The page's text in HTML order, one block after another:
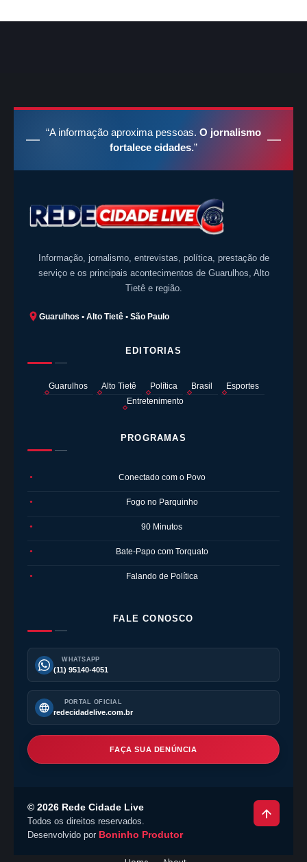
“A informação aproxima pessoas. O jornalismo
fortalece cidades.”
Informação, jornalismo, entrevistas, política, prestação de
serviço e os principais acontecimentos de Guarulhos, Alto
Tietê e região.
Guarulhos • Alto Tietê • São Paulo
EDITORIAS
Guarulhos Alto Tietê Política Brasil
Esportes
Entretenimento
PROGRAMAS
● Conectado com o Povo
● Fogo no Parquinho
● 90 Minutos
● Bate-Papo com Torquato
● Falando de Política
FALE CONOSCO
WHATSAPP
(11) 95140-4051
PORTAL OFICIAL
redecidadelive.com.br
FAÇA SUA DENÚNCIA
© 2026 Rede Cidade Live
Todos os direitos reservados.
Desenvolvido por Boninho Produtor